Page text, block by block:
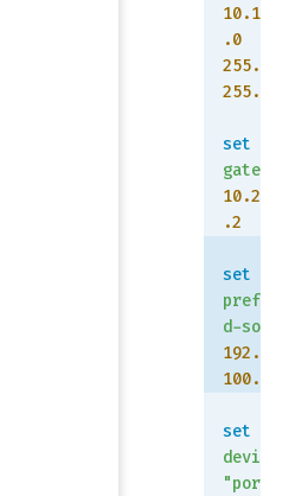
10.10.12
.0
255.255.
255.0
set
gateway
10.255.2
.2
set
preferre
d-source
192.168.
100.1
set
device
"port2"